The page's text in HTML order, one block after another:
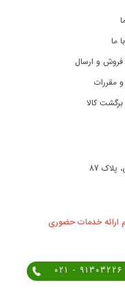
ما
و ارسال
و مقررات
کالا
87
ارائه خدمات حضوری
021 - 91303226